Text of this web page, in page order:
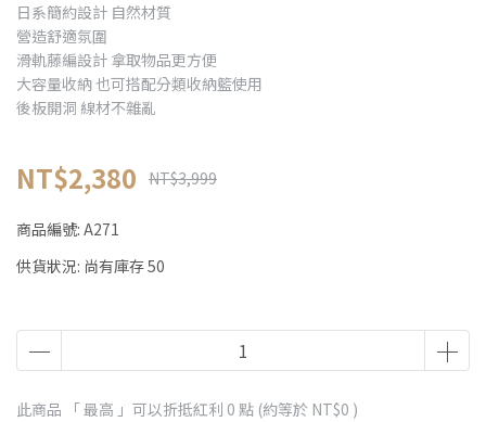
日系簡約設計 自然材質
營造舒適氛圍
滑軌藤編設計 拿取物品更方便
大容量收納 也可搭配分類收納籃使用
後板開洞 線材不雜亂
NT$2,380 NT$3,999
商品編號: A271
供貨狀況: 尚有庫存 50
此商品 「 最高 」可以折抵紅利 0 點 (約等於 NT$0 )